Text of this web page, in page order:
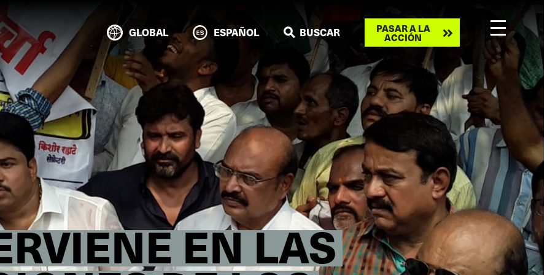
EN LAS
GLOBAL ESPAÑOL BUSCAR
Take
action
PASAR A LA
ACCIÓN